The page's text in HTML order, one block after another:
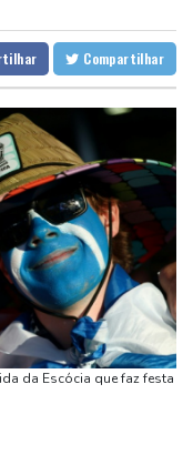
de Janeiro
26 °C
Salvador
24 °C
com apoio de Trump
da NBA, teve morte
mortos em região
Itália em meio a crise
com apoio de Trump
Compartilhar
da Escócia que faz festa